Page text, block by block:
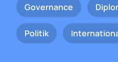
Governance
Politik